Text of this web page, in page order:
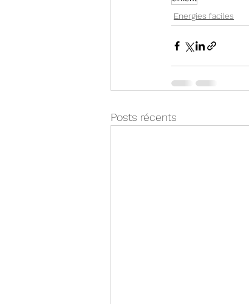
Energies faciles
Posts récents